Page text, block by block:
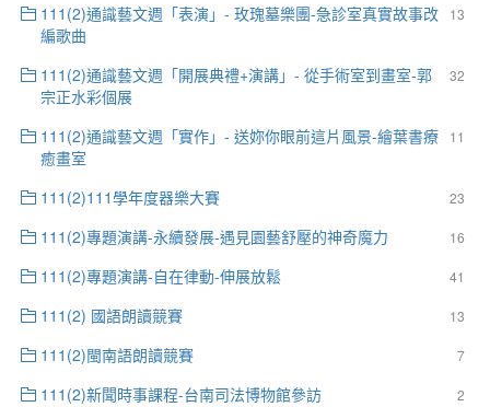
13
111(2)通識藝文週「表演」- 玫瑰墓樂團-急診室真實故事改
編歌曲
32
111(2)通識藝文週「開展典禮+演講」- 從手術室到畫室-郭
宗正水彩個展
11
111(2)通識藝文週「實作」- 送妳你眼前這片風景-繪葉書療
癒畫室
23
111(2)111學年度器樂大賽
16
111(2)專題演講-永續發展-遇見園藝舒壓的神奇魔力
41
111(2)專題演講-自在律動-伸展放鬆
13
111(2) 國語朗讀競賽
7
111(2)閩南語朗讀競賽
2
111(2)新聞時事課程-台南司法博物館參訪